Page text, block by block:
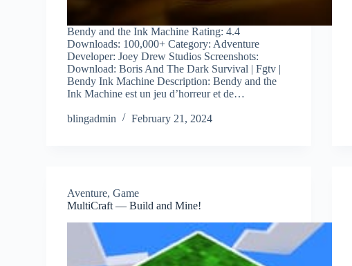
Bendy and the Ink Machine Rating: 4.4
Downloads: 100,000+ Category: Adventure
Developer: Joey Drew Studios Screenshots:
Download: Boris And The Dark Survival | Fgtv |
Bendy Ink Machine Description: Bendy and the
Ink Machine est un jeu d’horreur et de…
blingadmin February 21, 2024
Aventure,Game
MultiCraft — Build and Mine!